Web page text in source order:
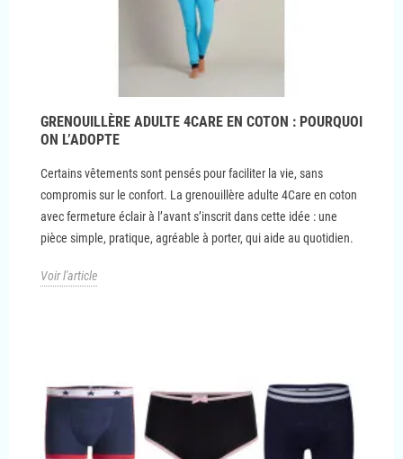
GRENOUILLÈRE ADULTE 4CARE EN COTON : POURQUOI
ON L’ADOPTE
Certains vêtements sont pensés pour faciliter la vie, sans
compromis sur le confort. La grenouillère adulte 4Care en coton
avec fermeture éclair à l’avant s’inscrit dans cette idée : une
pièce simple, pratique, agréable à porter, qui aide au quotidien.
Voir l'article